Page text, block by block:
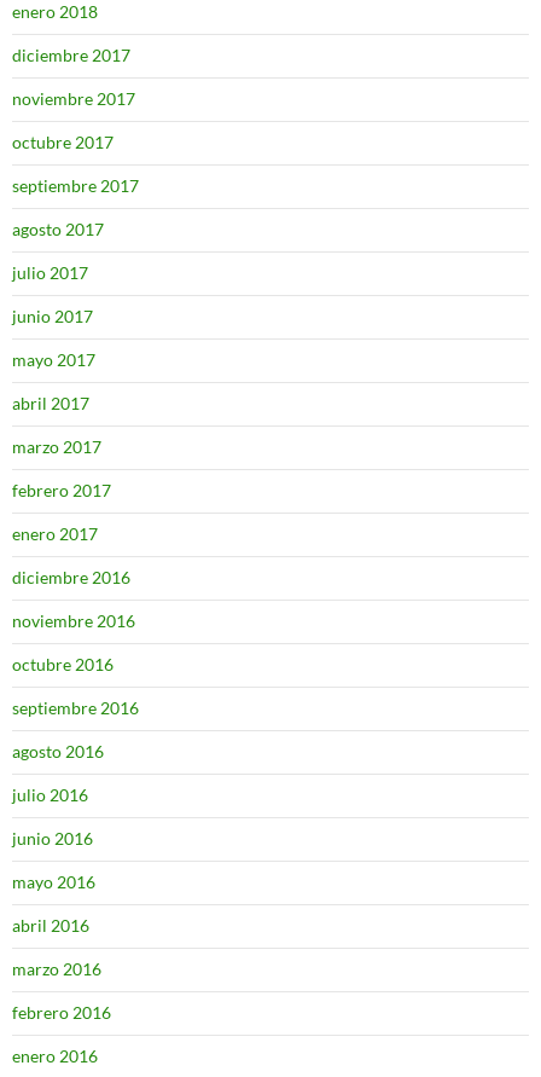
enero 2018
diciembre 2017
noviembre 2017
octubre 2017
septiembre 2017
agosto 2017
julio 2017
junio 2017
mayo 2017
abril 2017
marzo 2017
febrero 2017
enero 2017
diciembre 2016
noviembre 2016
octubre 2016
septiembre 2016
agosto 2016
julio 2016
junio 2016
mayo 2016
abril 2016
marzo 2016
febrero 2016
enero 2016